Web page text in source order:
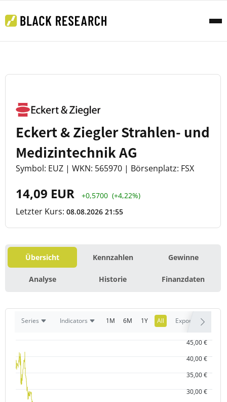
Eckert & Ziegler Strahlen- und
Medizintechnik AG
Symbol: EUZ | WKN: 565970 | Börsenplatz: FSX
14,09 EUR +0,5700 (+4,22%)
Letzter Kurs: 08.08.2026 21:55
Übersicht Kennzahlen Gewinne
Analyse Historie Finanzdaten
Series Indicators 1M 6M 1Y All Export
30,00 €
35,00 €
40,00 €
45,00 €